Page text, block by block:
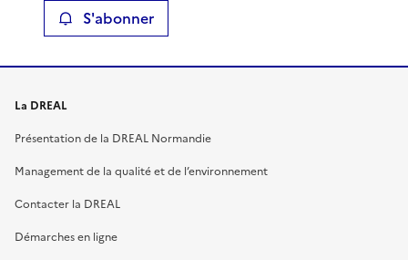
S'abonner
La DREAL
Présentation de la DREAL Normandie
Management de la qualité et de l’environnement
Contacter la DREAL
Démarches en ligne